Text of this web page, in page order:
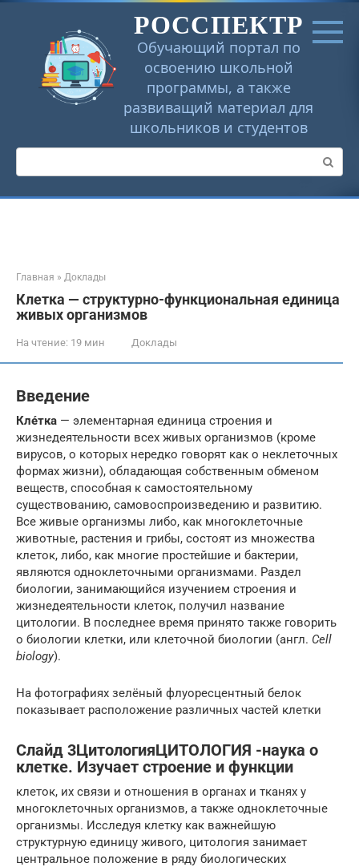
Перейти
РОССПЕКТР
Обучающий портал по
освоению школьной
программы, а также
развиващий материал для
школьников и студентов
Поиск:
Главная » Доклады
Клетка — структурно-функциональная единица
живых организмов
На чтение: 19 мин Доклады
Введение
Кле́тка — элементарная единица строения и
жизнедеятельности всех живых организмов (кроме
вирусов, о которых нередко говорят как о неклеточных
формах жизни), обладающая собственным обменом
веществ, способная к самостоятельному
существованию, самовоспроизведению и развитию.
Все живые организмы либо, как многоклеточные
животные, растения и грибы, состоят из множества
клеток, либо, как многие простейшие и бактерии,
являются одноклеточными организмами. Раздел
биологии, занимающийся изучением строения и
жизнедеятельности клеток, получил название
цитологии. В последнее время принято также говорить
о биологии клетки, или клеточной биологии (англ. Cell
biology).
На фотографиях зелёный флуоресцентный белок
показывает расположение различных частей клетки
Слайд 3ЦитологияЦИТОЛОГИЯ -наука о
клетке. Изучает строение и функции
клеток, их связи и отношения в органах и тканях у
многоклеточных организмов, а также одноклеточные
организмы. Исследуя клетку как важнейшую
структурную единицу живого, цитология занимает
центральное положение в ряду биологических